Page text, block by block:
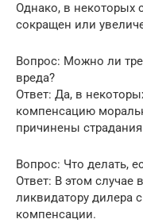
Однако, в некоторых
сокращен или
Вопрос: Можно ли
вреда?
Ответ: Да, в
компенсацию
причинены
Вопрос: Что делать,
Ответ: В этом случае
ликвидатору дилера
компенсации.